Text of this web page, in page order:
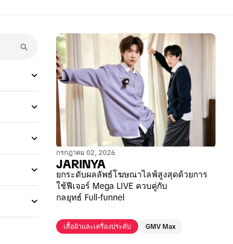
กรกฎาคม 02, 2026
JARINYA
ยกระดับผลลัพธ์โฆษณาไลฟ์สูงสุดด้วยการ
ใช้ฟีเจอร์ Mega LIVE ควบคู่กับ
กลยุทธ์ Full-funnel
เสื้อผ้าและเครื่องประดับ GMV Max